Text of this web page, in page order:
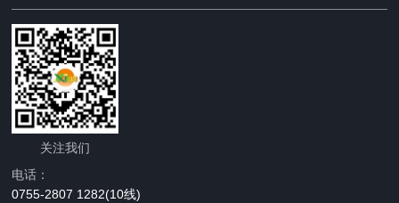
关注我们
电话：
0755-2807 1282(10线)